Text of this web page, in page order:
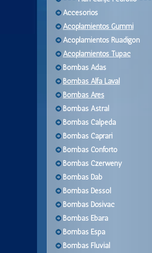
Accesorios
Acoplamientos Gummi
Acoplamientos Ruadigon
Acoplamientos Tupac
Bombas Adas
Bombas Alfa Laval
Bombas Ares
Bombas Astral
Bombas Calpeda
Bombas Caprari
Bombas Conforto
Bombas Czerweny
Bombas Dab
Bombas Dessol
Bombas Dosivac
Bombas Ebara
Bombas Espa
Bombas Fluvial